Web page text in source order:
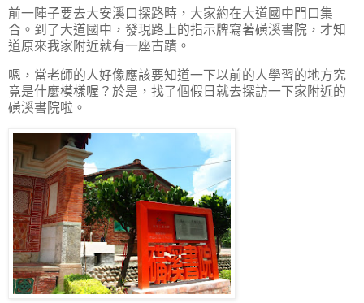
前一陣子要去大安溪口探路時，大家約在大道國中門口集
合。到了大道國中，發現路上的指示牌寫著磺溪書院，才知
道原來我家附近就有一座古蹟。
嗯，當老師的人好像應該要知道一下以前的人學習的地方究
竟是什麼模樣喔？於是，找了個假日就去探訪一下家附近的
磺溪書院啦。